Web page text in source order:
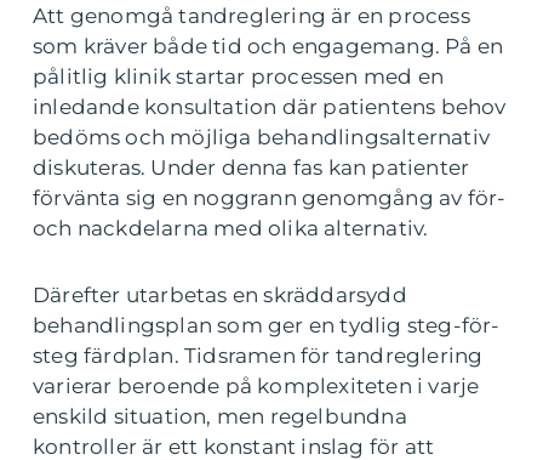
Att genomgå tandreglering är en process
som kräver både tid och engagemang. På en
pålitlig klinik startar processen med en
inledande konsultation där patientens behov
bedöms och möjliga behandlingsalternativ
diskuteras. Under denna fas kan patienter
förvänta sig en noggrann genomgång av för-
och nackdelarna med olika alternativ.
Därefter utarbetas en skräddarsydd
behandlingsplan som ger en tydlig steg-för-
steg färdplan. Tidsramen för tandreglering
varierar beroende på komplexiteten i varje
enskild situation, men regelbundna
kontroller är ett konstant inslag för att